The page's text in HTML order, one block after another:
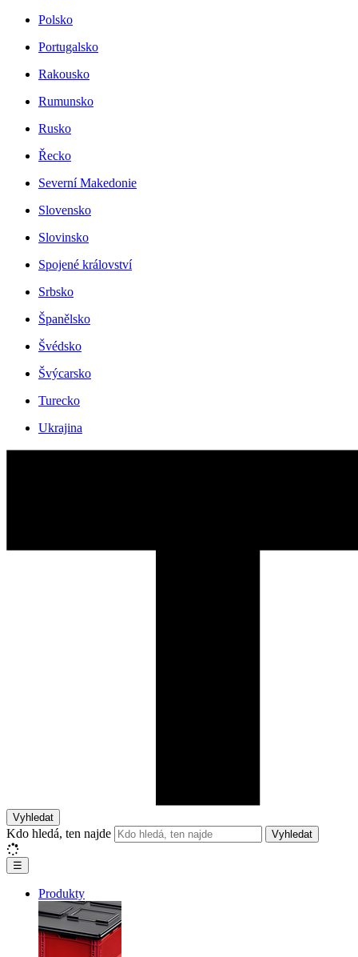
Polsko
Portugalsko
Rakousko
Rumunsko
Rusko
Řecko
Severní Makedonie
Slovensko
Slovinsko
Spojené království
Srbsko
Španělsko
Švédsko
Švýcarsko
Turecko
Ukrajina
Vyhledat
Kdo hledá, ten najde Vyhledat
☰
Produkty